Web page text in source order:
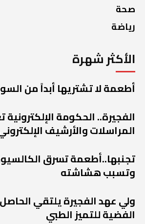
صحة
رياضة
الأكثر شهرة
أطعمة لا تشتريها أبداً من
الفجيرة.. الحكومة الإلكترونية
المراسلات والأرشيف
تجنبها..أطعمة تسرق
وتسبب هشاشته
ولي عهد الفجيرة يلتقي
الفضية للتميز الطبي